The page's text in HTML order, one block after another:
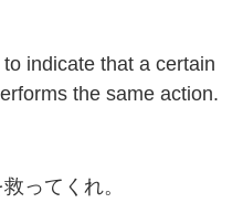
indicate that a certain
the same action.
ってくれ。